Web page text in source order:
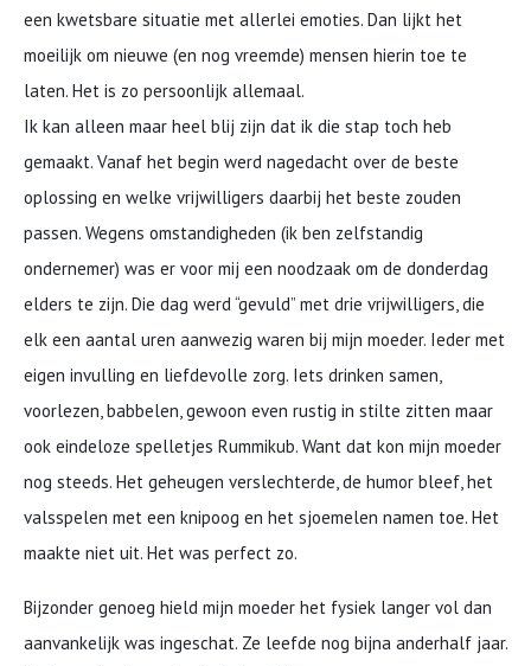
een kwetsbare situatie met allerlei emoties. Dan lijkt het
moeilijk om nieuwe (en nog vreemde) mensen hierin toe te
laten. Het is zo persoonlijk allemaal.
Ik kan alleen maar heel blij zijn dat ik die stap toch heb
gemaakt. Vanaf het begin werd nagedacht over de beste
oplossing en welke vrijwilligers daarbij het beste zouden
passen. Wegens omstandigheden (ik ben zelfstandig
ondernemer) was er voor mij een noodzaak om de donderdag
elders te zijn. Die dag werd “gevuld” met drie vrijwilligers, die
elk een aantal uren aanwezig waren bij mijn moeder. Ieder met
eigen invulling en liefdevolle zorg. Iets drinken samen,
voorlezen, babbelen, gewoon even rustig in stilte zitten maar
ook eindeloze spelletjes Rummikub. Want dat kon mijn moeder
nog steeds. Het geheugen verslechterde, de humor bleef, het
valsspelen met een knipoog en het sjoemelen namen toe. Het
maakte niet uit. Het was perfect zo.
Bijzonder genoeg hield mijn moeder het fysiek langer vol dan
aanvankelijk was ingeschat. Ze leefde nog bijna anderhalf jaar.